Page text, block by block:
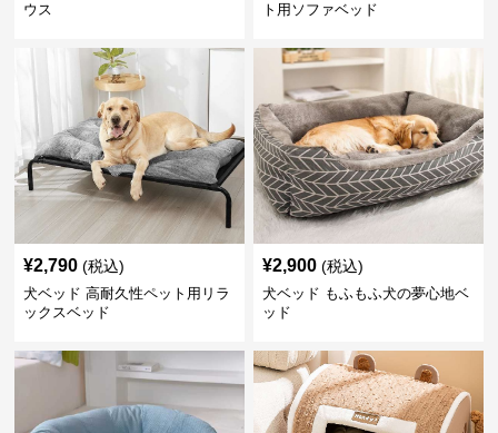
ウス
ト用ソファベッド
¥2,790 (税込)
犬ベッド 高耐久性ペット用リラ
ックスベッド
¥2,900 (税込)
犬ベッド もふもふ犬の夢心地ベ
ッド